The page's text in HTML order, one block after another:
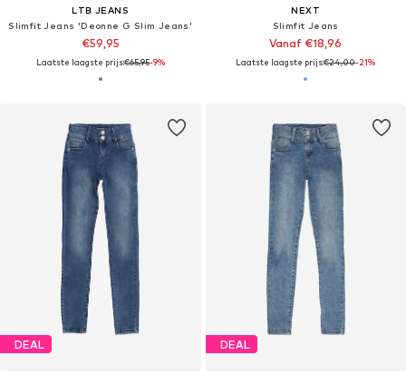
LTB JEANS
Slimfit Jeans 'Deonne G Slim Jeans'
€59,95
Laatste laagste prijs:€65,95-9%
NEXT
Slimfit Jeans
Vanaf €18,96
Laatste laagste prijs:€24,00-21%
DEAL DEAL